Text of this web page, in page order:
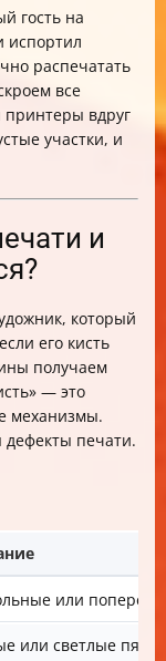
листе?
гость на
испортил
распечатать
все
вдруг
участки, и
и
который
его кисть
получаем
— это
механизмы.
дефекты печати.
или
или светлые